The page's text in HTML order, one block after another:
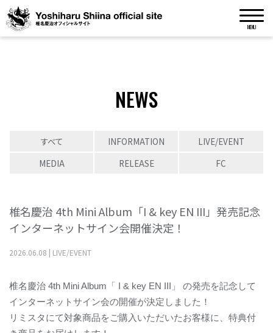
MENU
NEWS
すべて INFORMATION
LIVE/EVENT
MEDIA
RELEASE FC
椎名慶治 4th Mini Album「I & key EN III」発売記念
インターネットサイン会開催決定！
2026.06.08 | LIVE/EVENT
椎名慶治 4th Mini Album 「 I & key EN III
」 の発売を記念して
インターネットサイン会の開催が決定しました！
リミスタにて対象商品をご購入いただいたお客様に、特典付